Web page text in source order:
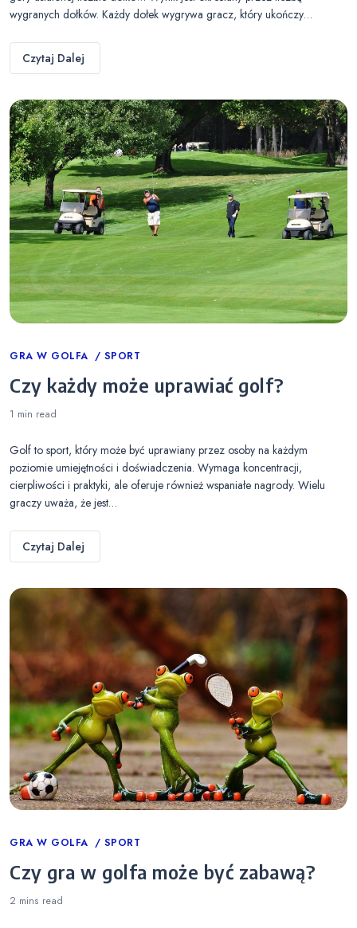
wygranych dołków. Każdy dołek wygrywa gracz, który ukończy…
Czytaj Dalej
Categories
GRA W GOLFA SPORT
Czy każdy może uprawiać golf?
1 min read
Golf to sport, który może być uprawiany przez osoby na każdym
poziomie umiejętności i doświadczenia. Wymaga koncentracji,
cierpliwości i praktyki, ale oferuje również wspaniałe nagrody. Wielu
graczy uważa, że jest…
Czytaj Dalej
Categories
GRA W GOLFA SPORT
Czy gra w golfa może być zabawą?
2 mins read